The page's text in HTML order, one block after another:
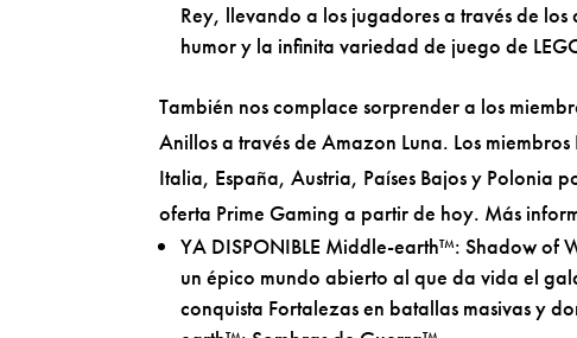
Rey, llevando a los jugadores a través de
humor y la infinita variedad de juego de
También nos complace sorprender a los
Anillos a través de Amazon Luna. Los
Italia, España, Austria, Países Bajos y Polonia
oferta Prime Gaming a partir de hoy. Más
YA DISPONIBLE Middle-earth™: Shadow of
un épico mundo abierto al que da vida el
conquista Fortalezas en batallas masivas y